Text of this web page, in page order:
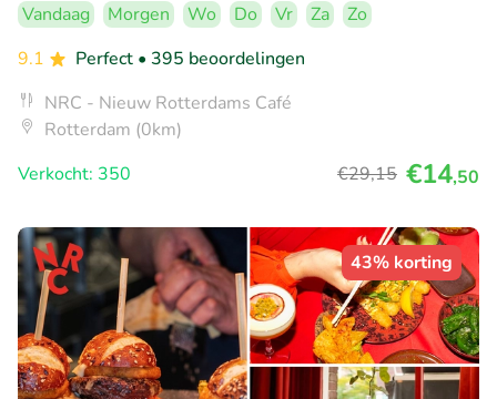
Vandaag Morgen Wo Do Vr Za
Zo
9.1
Perfect • 395 beoordelingen
NRC - Nieuw Rotterdams Café
Rotterdam (0km)
Verkocht: 350
€29,15 €14,50
43% korting